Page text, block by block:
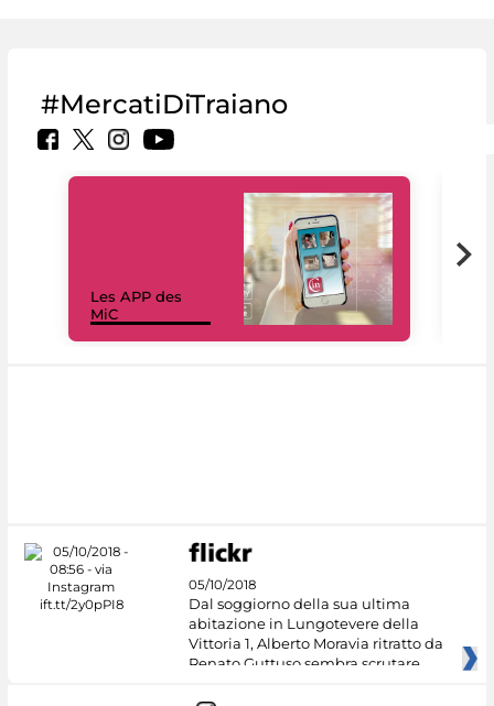
#MercatiDiTraiano
Les APP des
MiC
05/10/2018
Dal soggiorno della sua ultima
abitazione in Lungotevere della
Vittoria 1, Alberto Moravia ritratto da
Renato Guttuso sembra scrutare